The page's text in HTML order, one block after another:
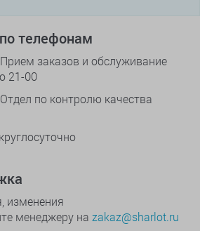
телефонам
заказов и обслуживание
21-00
по контролю качества
изменения
менеджеру на zakaz@sharlot.ru